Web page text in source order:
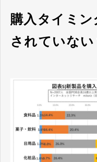
購入タイミ
されていない